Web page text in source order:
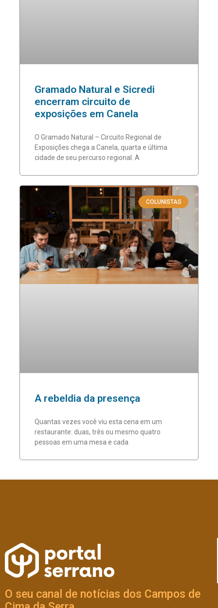
Gramado Natural e Sicredi
encerram circuito de
exposições em Canela
O Gramado Natural – Circuito Regional de
Exposições chega a Canela, quarta e última
cidade de seu percurso regional. A
COLUNISTAS
A rebeldia da presença
Quantas vezes você viu esta cena em um
restaurante: duas, três ou mesmo quatro
pessoas em uma mesa e cada
O seu canal de notícias dos Campos de